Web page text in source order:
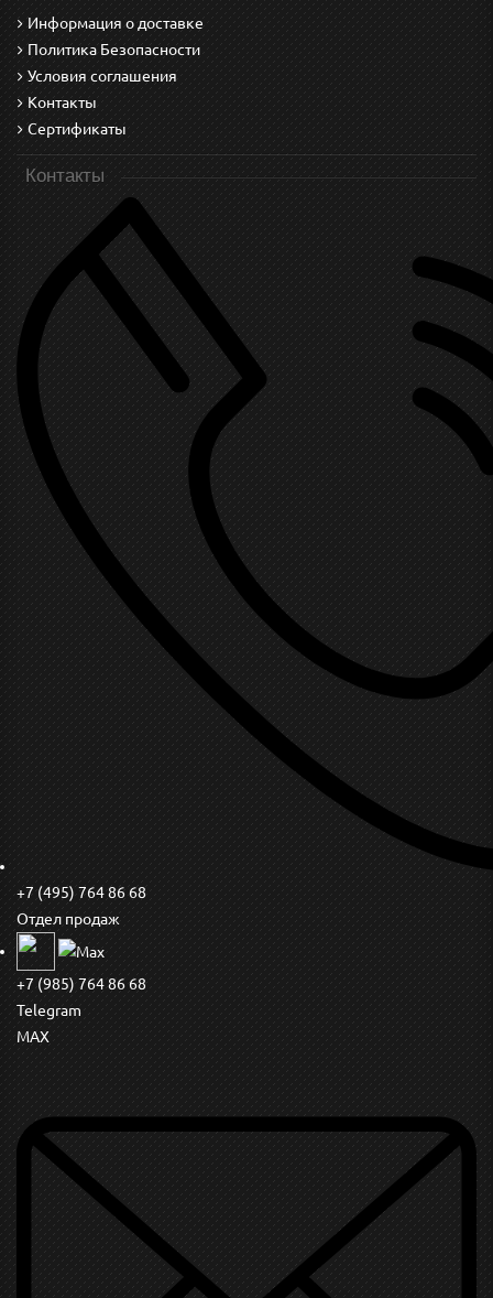
Информация о доставке
Политика Безопасности
Условия соглашения
Контакты
Сертификаты
Контакты
+7 (495) 764 86 68
Отдел продаж
+7 (985) 764 86 68
Telegram
MAX